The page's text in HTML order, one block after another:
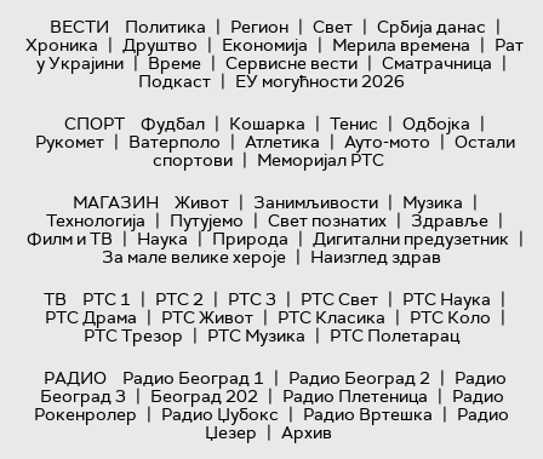
ВЕСТИ Политика | Регион | Свет | Србија данас |
Хроника | Друштво | Економија | Мерила времена | Рат
у Украјини | Време | Сервисне вести | Сматрачница |
Подкаст | ЕУ могућности 2026
СПОРТ
Фудбал | Кошарка | Тенис | Одбојка |
Рукомет | Ватерполо | Атлетика | Ауто-мото | Остали
спортови | Меморијал РТС
МАГАЗИН
Живот | Занимљивости | Музика |
Технологијa | Путујемо | Свет познатих | Здравље |
Филм и ТВ | Наука | Природа | Дигитални предузетник |
За мале велике хероје | Наизглед здрав
ТВ
РТС 1 | РТС 2 | РТС 3 | РТС Свет | РТС Наука |
РТС Драма | РТС Живот | РТС Класика | РТС Коло |
РТС Трезор | РТС Музика | РТС Полетарац
РАДИО
Радио Београд 1 | Радио Београд 2 | Радио
Београд 3 | Београд 202 | Радио Плетеница | Радио
Рокенролер | Радио Џубокс | Радио Вртешка | Радио
Џезер | Архив